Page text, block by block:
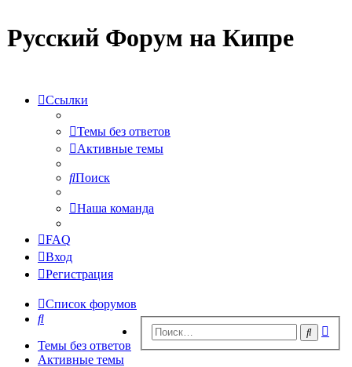
Русский Форум на Кипре
Ссылки
Темы без ответов
Активные темы
Поиск
Наша команда
FAQ
Вход
Регистрация
Список форумов
Поиск
Поиск
Темы без ответов
Активные темы